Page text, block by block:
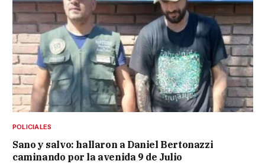
POLICIALES
Sano y salvo: hallaron a Daniel Bertonazzi
caminando por la avenida 9 de Julio